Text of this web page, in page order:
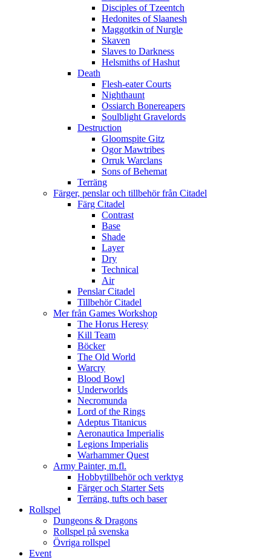
Disciples of Tzeentch
Hedonites of Slaanesh
Maggotkin of Nurgle
Skaven
Slaves to Darkness
Helsmiths of Hashut
Death
Flesh-eater Courts
Nighthaunt
Ossiarch Bonereapers
Soulblight Gravelords
Destruction
Gloomspite Gitz
Ogor Mawtribes
Orruk Warclans
Sons of Behemat
Terräng
Färger, penslar och tillbehör från Citadel
Färg Citadel
Contrast
Base
Shade
Layer
Dry
Technical
Air
Penslar Citadel
Tillbehör Citadel
Mer från Games Workshop
The Horus Heresy
Kill Team
Böcker
The Old World
Warcry
Blood Bowl
Underworlds
Necromunda
Lord of the Rings
Adeptus Titanicus
Aeronautica Imperialis
Legions Imperialis
Warhammer Quest
Army Painter, m.fl.
Hobbytillbehör och verktyg
Färger och Starter Sets
Terräng, tufts och baser
Rollspel
Dungeons & Dragons
Rollspel på svenska
Övriga rollspel
Event